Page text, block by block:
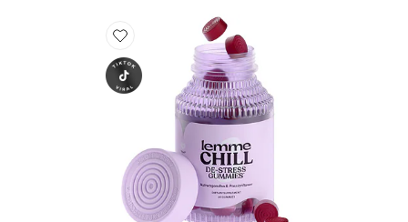
Favorite GOMME VITAMINÉE CHILL